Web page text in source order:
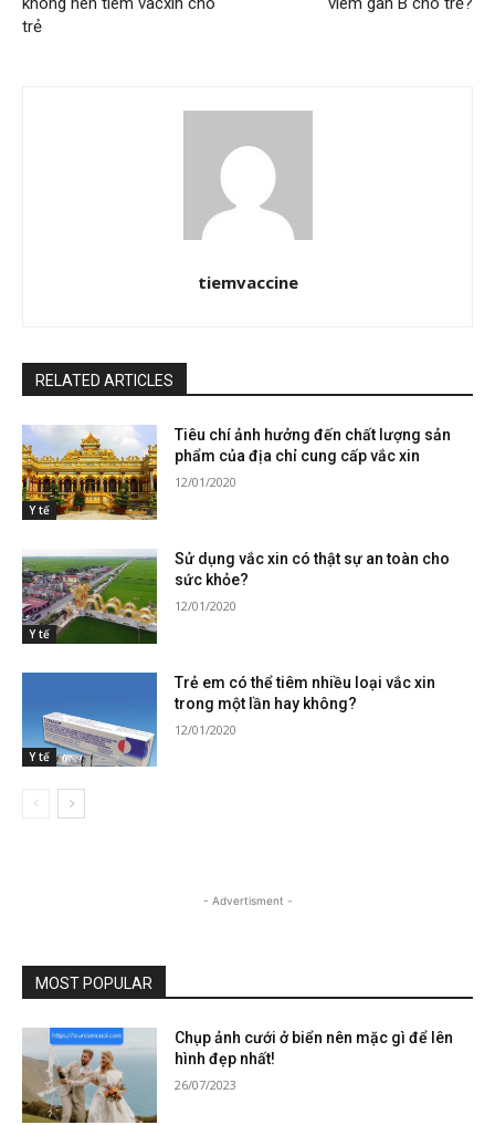
trẻ
tiemvaccine
RELATED ARTICLES
Y tế
Tiêu chí ảnh hưởng đến chất lượng sản
phẩm của địa chỉ cung cấp vắc xin
12/01/2020
Y tế
Sử dụng vắc xin có thật sự an toàn cho
sức khỏe?
12/01/2020
Y tế
Trẻ em có thể tiêm nhiều loại vắc xin
trong một lần hay không?
12/01/2020
- Advertisment -
MOST POPULAR
Chụp ảnh cưới ở biển nên mặc gì để lên
hình đẹp nhất!
26/07/2023